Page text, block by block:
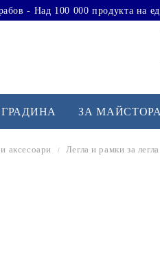
- Над 100 000 продукта на
ЗА МАЙСТОРА
аксесоари Легла и рамки за легла